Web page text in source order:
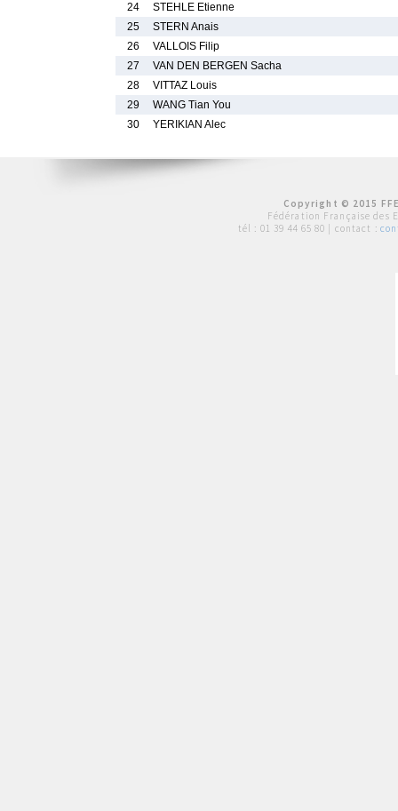
24
STEHLE Etienne
25
STERN Anais
26
VALLOIS Filip
27
VAN DEN BERGEN Sacha
28
VITTAZ Louis
29
WANG Tian You
30
YERIKIAN Alec
Copyright © 2015
Fédération Française des
tél : 01 39 44 65 80 | contact :